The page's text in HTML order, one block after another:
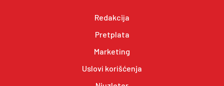
Redakcija
Pretplata
Marketing
Uslovi korišćenja